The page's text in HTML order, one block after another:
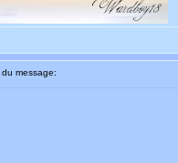
message: